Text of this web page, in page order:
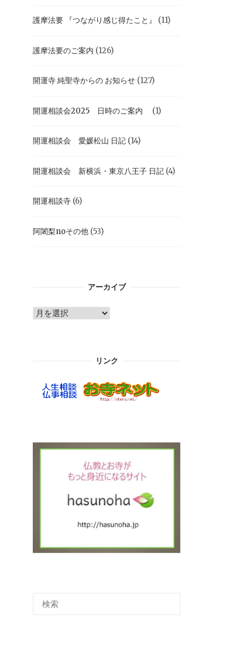
護摩法要 『つながり感じ得たこと』 (11)
護摩法要のご案内 (126)
開運寺 純聖寺からの お知らせ (127)
開運相談会2025 日時のご案内 (1)
開運相談会 愛媛松山 日記 (14)
開運相談会 新横浜・東京八王子 日記 (4)
開運相談寺 (6)
阿闍梨noその他 (53)
アーカイブ
ア
リンク